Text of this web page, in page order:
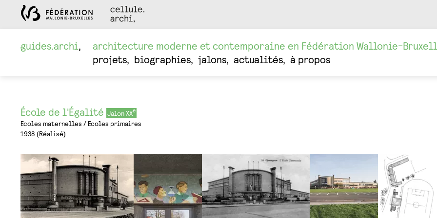
guides.archi
architecture moderne et contemporaine en Fédération Wallonie-
projets
biographies jalons actualités à propos
École de l'Égalité Jalon XX
Ecoles maternelles
Ecoles primaires
1938 Réalisé